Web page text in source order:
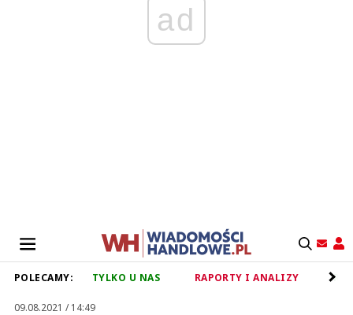
ad
POLECAMY: TYLKO U NAS RAPORTY I ANALIZY
09.08.2021 / 14:49